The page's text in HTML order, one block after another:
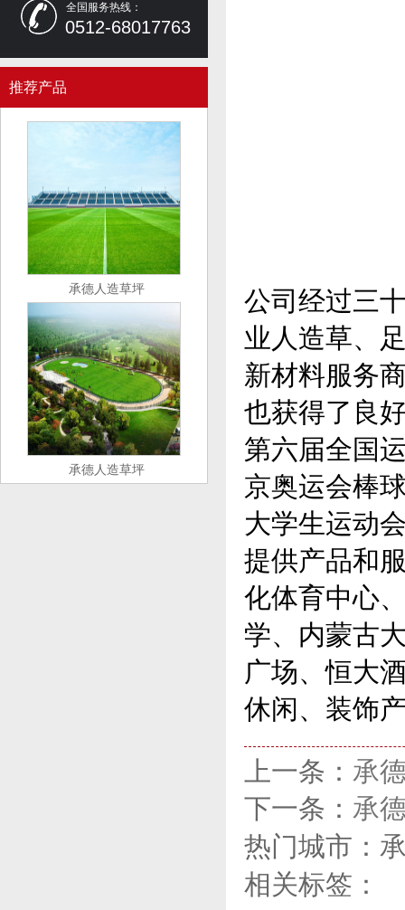
全国服务热线：
0512-68017763
推荐产品
承德人造草坪
承德人造草坪
公司经过三
业人造草、
新材料服务
也获得了良
第六届全国
京奥运会棒
大学生运动
提供产品和
化体育中心
学、内蒙古
广场、恒大
休闲、装饰
上一条： 承
下一条： 承
热门城市：
相关标签：